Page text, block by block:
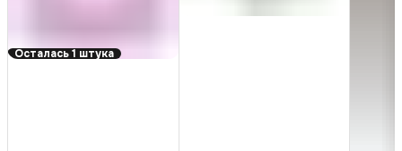
Осталась 1 штука